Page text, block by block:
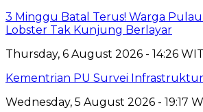
3 Minggu Batal Terus! Warga Pulau
Lobster Tak Kunjung Berlayar
Thursday, 6 August 2026 - 14:26 WIT
Kementrian PU Survei
Wednesday, 5 August 2026 - 19:17